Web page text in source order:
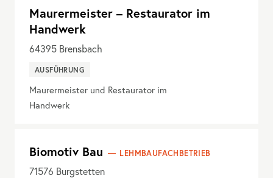
Maurermeister – Restaurator im
Handwerk
64395 Brensbach
AUSFÜHRUNG
Maurermeister und Restaurator im
Handwerk
Biomotiv Bau LEHMBAUFACHBETRIEB
71576 Burgstetten